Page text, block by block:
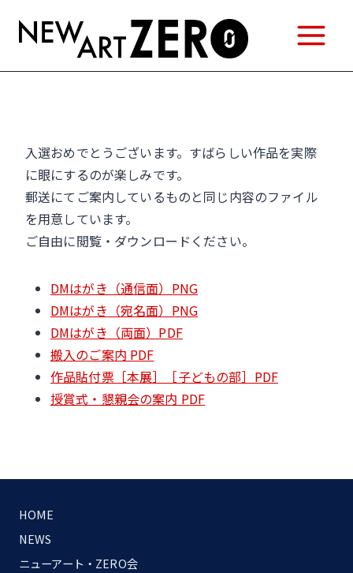
ス
入選おめでとうございます。すばらしい作品を実際
に眼にするのが楽しみです。
郵送にてご案内しているものと同じ内容のファイル
を用意しています。
ご自由に閲覧・ダウンロードください。
DMはがき（通信面）PNG
DMはがき（宛名面）PNG
DMはがき（両面）PDF
搬入のご案内 PDF
作品貼付票［本展］［子どもの部］PDF
授賞式・懇親会の案内 PDF
HOME
NEWS
ニューアート・ZERO会